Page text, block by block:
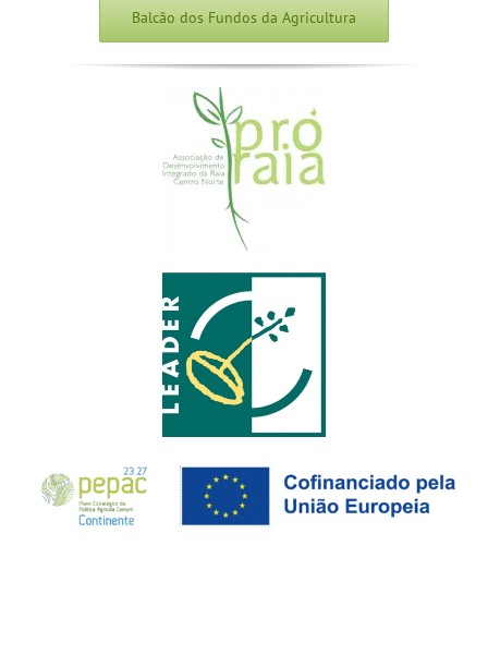
Balcão dos Fundos da Agricultura